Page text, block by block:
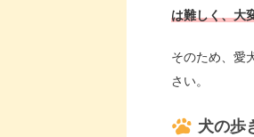
は難しく、大
そのため、愛
さい。
犬の歩